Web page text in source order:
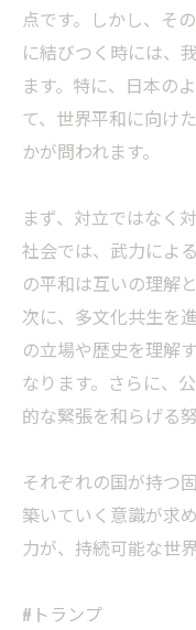
点です。しかし、そ
に結びつく時には、
ます。特に、日本の
て、世界平和に向け
かが問われます。
まず、対立ではなく
社会では、武力によ
の平和は互いの理解
次に、多文化共生を
の立場や歴史を理解
なります。さらに、
的な緊張を和らげる
それぞれの国が持つ
築いていく意識が求
力が、持続可能な世
#トランプ